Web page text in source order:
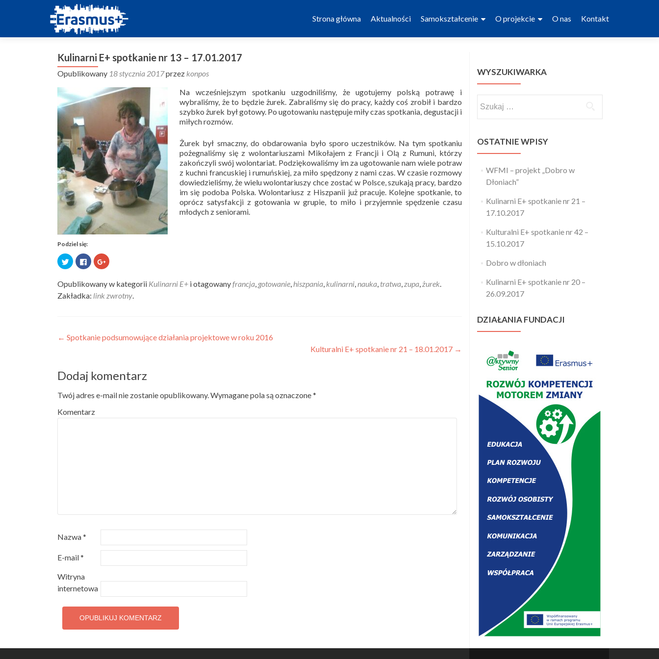
Strona główna
Aktualności Samokształcenie O projekcie O nas Kontakt
Kulinarni E+ spotkanie nr 13 – 17.01.2017
Opublikowany 18 stycznia 2017przez konpos
Na wcześniejszym spotkaniu uzgodniliśmy, że ugotujemy polską potrawę i
wybraliśmy, że to będzie żurek. Zabraliśmy się do pracy, każdy coś zrobił i bardzo
szybko żurek był gotowy. Po ugotowaniu następuje miły czas spotkania, degustacji i
miłych rozmów.
Żurek był smaczny, do obdarowania było sporo uczestników. Na tym spotkaniu
pożegnaliśmy się z wolontariuszami Mikołajem z Francji i Olą z Rumuni, którzy
zakończyli swój wolontariat. Podziękowaliśmy im za ugotowanie nam wiele potraw
z kuchni francuskiej i rumuńskiej, za miło spędzony z nami czas. W czasie rozmowy
dowiedzieliśmy, że wielu wolontariuszy chce zostać w Polsce, szukają pracy, bardzo
im się podoba Polska. Wolontariusz z Hiszpanii już pracuje. Kolejne spotkanie, to
oprócz satysfakcji z gotowania w grupie, to miło i przyjemnie spędzenie czasu
młodych z seniorami.
Podziel się:
Udostępnij
na
się
w
nowym
Kliknij,
aby
na
Facebooku(Otwiera
się
Kliknij,
aby
na
Google+
(Otwiera
Opublikowany w kategorii Kulinarni E+ i otagowanyfrancja, gotowanie, hiszpania, kulinarni,nauka, tratwa,zupa,żurek.
Zakładka: link zwrotny.
Post navigation
← Spotkanie podsumowujące działania projektowe w roku 2016
Kulturalni E+ spotkanie nr 21 – 18.01.2017 →
Dodaj komentarz
Twój adres e-mail nie zostanie opublikowany.Wymagane pola są oznaczone*
Komentarz
Nazwa*
E-mail*
Witryna
internetowa
WYSZUKIWARKA
OSTATNIE WPISY
WFMI – projekt „Dobro w
Dłoniach”
Kulinarni E+ spotkanie nr 21 –
17.10.2017
Kulturalni E+ spotkanie nr 42 –
15.10.2017
Dobro w dłoniach
Kulinarni E+ spotkanie nr 20 –
26.09.2017
DZIAŁANIA FUNDACJI